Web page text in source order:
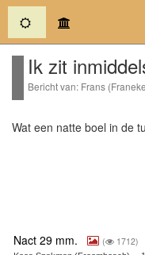
(current)
Ik zit
Bericht van: Frans
Wat een natte boel in de
Nact 29 mm. ( 1712)